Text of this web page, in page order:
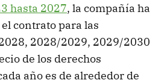
hasta 2027, la compañía ha
contrato para las
2028/2029, 2029/2030
de los derechos
año es de alrededor de